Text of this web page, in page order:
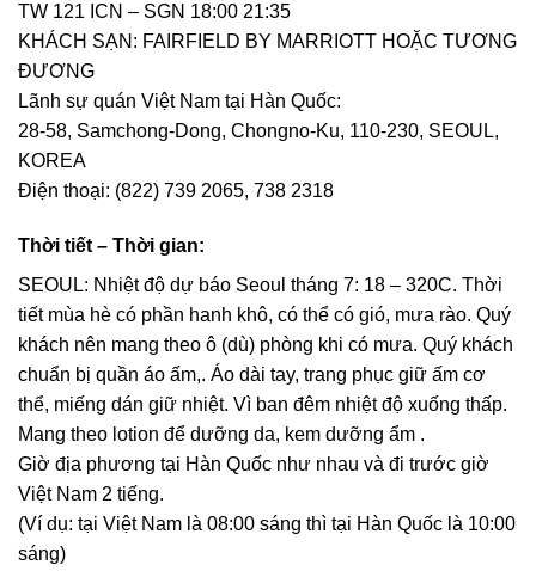
TW 121 ICN – SGN 18:00 21:35
KHÁCH SẠN: FAIRFIELD BY MARRIOTT HOẶC TƯƠNG
ĐƯƠNG
Lãnh sự quán Việt Nam tại Hàn Quốc:
28-58, Samchong-Dong, Chongno-Ku, 110-230, SEOUL,
KOREA
Điện thoại: (822) 739 2065, 738 2318
Thời tiết – Thời gian:
SEOUL: Nhiệt độ dự báo Seoul tháng 7: 18 – 320C. Thời
tiết mùa hè có phần hanh khô, có thể có gió, mưa rào. Quý
khách nên mang theo ô (dù) phòng khi có mưa. Quý khách
chuẩn bị quần áo ấm,. Áo dài tay, trang phục giữ ấm cơ
thể, miếng dán giữ nhiệt. Vì ban đêm nhiệt độ xuống thấp.
Mang theo lotion để dưỡng da, kem dưỡng ẩm .
Giờ địa phương tại Hàn Quốc như nhau và đi trước giờ
Việt Nam 2 tiếng.
(Ví dụ: tại Việt Nam là 08:00 sáng thì tại Hàn Quốc là 10:00
sáng)